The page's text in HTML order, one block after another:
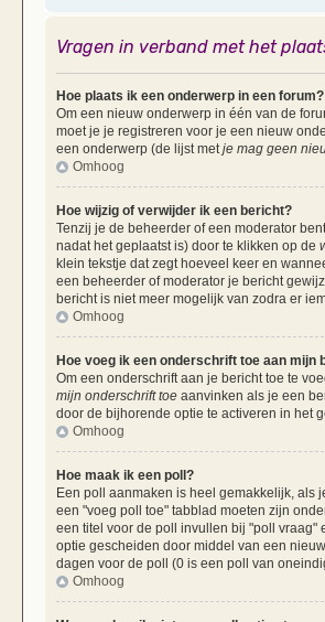
Vragen in verband met het
Hoe plaats ik een onderwerp in een forum?
Om een nieuw onderwerp in één van de
moet je je registreren voor je een nieuw
een onderwerp (de lijst met je mag geen
Omhoog
Hoe wijzig of verwijder ik een bericht?
Tenzij je de beheerder of een moderator
nadat het geplaatst is) door te klikken op de
klein tekstje dat zegt hoeveel keer en
een beheerder of moderator je bericht
bericht is niet meer mogelijk van zodra er
Omhoog
Hoe voeg ik een onderschrift toe aan mijn
Om een onderschrift aan je bericht toe te
mijn onderschrift toe aanvinken als je een
door de bijhorende optie te activeren in het
Omhoog
Hoe maak ik een poll?
Een poll aanmaken is heel gemakkelijk, als
een "voeg poll toe" tabblad moeten zijn
een titel voor de poll invullen bij "poll vraag"
optie gescheiden door middel van een
dagen voor de poll (0 is een poll van
Omhoog